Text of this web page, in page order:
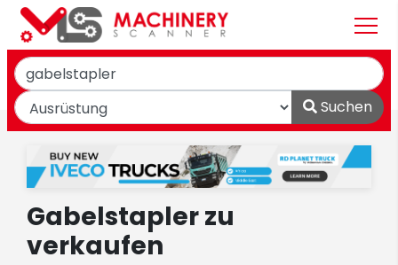
Suchen
Gabelstapler zu
verkaufen